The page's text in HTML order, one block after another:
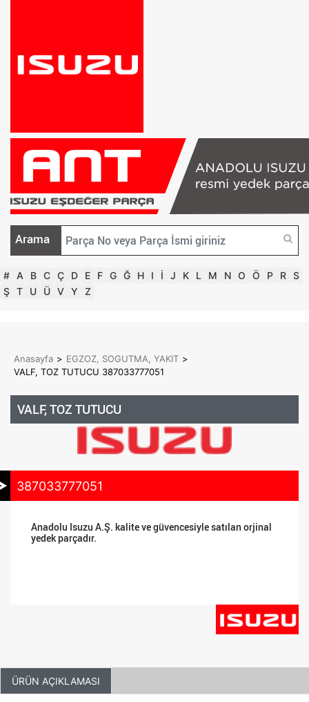
Arama
# A B C Ç D E F G Ğ H I İ J K L M N O Ö P R S
Ş T U Ü V Y Z
Anasayfa > EGZOZ, SOGUTMA, YAKIT >
VALF, TOZ TUTUCU 387033777051
VALF, TOZ TUTUCU
387033777051
Anadolu Isuzu A.Ş. kalite ve güvencesiyle satılan orjinal
yedek parçadır.
ÜRÜN AÇIKLAMASI